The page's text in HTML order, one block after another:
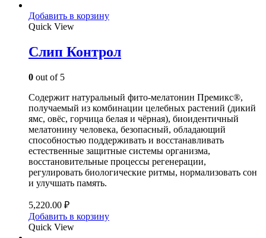
Добавить в корзину
Quick View
Слип Контрол
0 out of 5
Содержит натуральный фито-мелатонин Премикс®,
получаемый из комбинации целебных растений (дикий
ямс, овёс, горчица белая и чёрная), биоидентичный
мелатонину человека, безопасный, обладающий
способностью поддерживать и восстанавливать
естественные защитные системы организма,
восстановительные процессы регенерации,
регулировать биологические ритмы, нормализовать сон
и улучшать память.
5,220.00 ₽
Добавить в корзину
Quick View